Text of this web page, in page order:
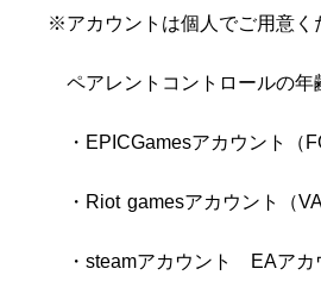
※アカウントは個人でご用意く
ペアレントコントロールの年
・ EPICGamesアカウント（
・ Riot gamesアカウント（
・ steamアカウント EAアカ